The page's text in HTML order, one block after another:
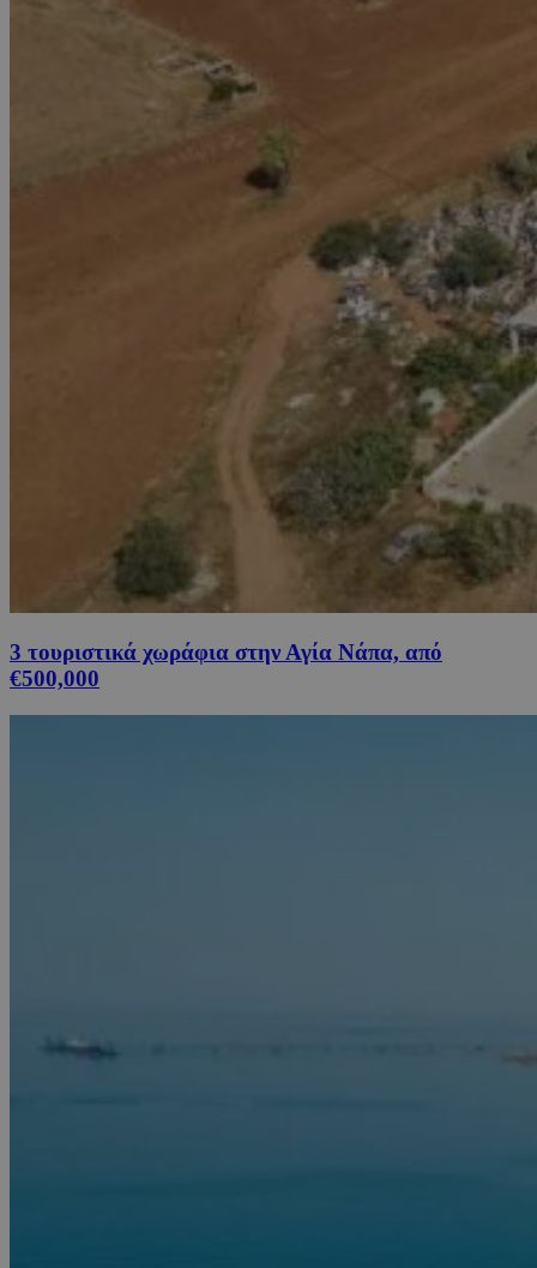
3 τουριστικά χωράφια στην Αγία Νάπα, από
€500,000